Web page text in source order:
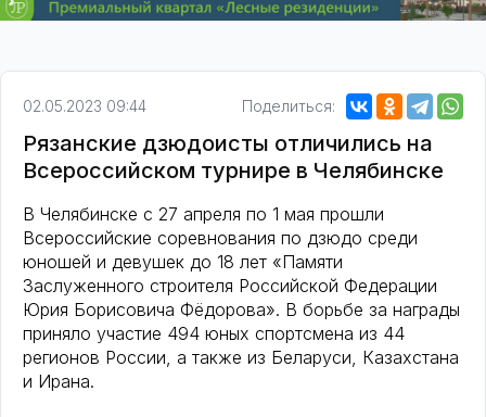
02.05.2023 09:44 Поделиться:
Рязанские дзюдоисты отличились на
Всероссийском турнире в Челябинске
В Челябинске с 27 апреля по 1 мая прошли
Всероссийские соревнования по дзюдо среди
юношей и девушек до 18 лет «Памяти
Заслуженного строителя Российской Федерации
Юрия Борисовича Фёдорова». В борьбе за награды
приняло участие 494 юных спортсмена из 44
регионов России, а также из Беларуси, Казахстана
и Ирана.